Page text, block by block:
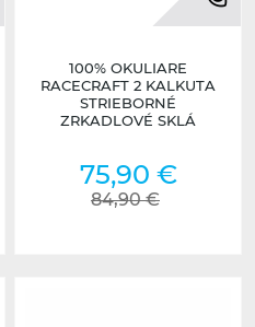
100% OKULIARE
RACECRAFT 2 KALKUTA
STRIEBORNÉ
ZRKADLOVÉ SKLÁ
75,90 €
84,90 €